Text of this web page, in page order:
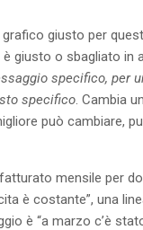
giusto per
giusto o sbagliato in
specifico, per
specifico . Cambia
può cambiare,
mensile per
è costante”, una
è “a marzo c’è